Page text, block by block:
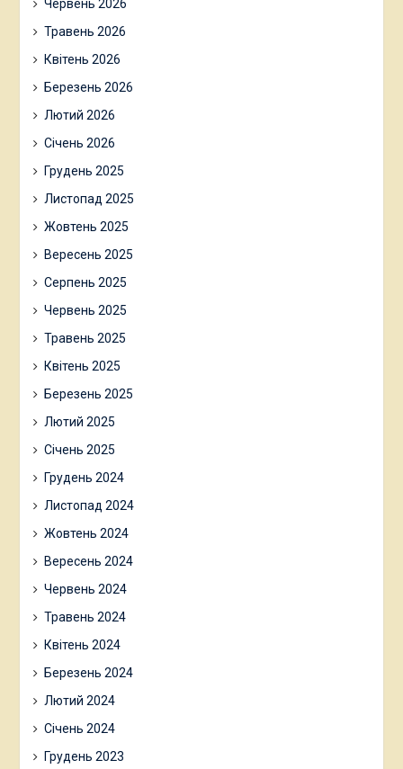
Червень 2026
Травень 2026
Квітень 2026
Березень 2026
Лютий 2026
Січень 2026
Грудень 2025
Листопад 2025
Жовтень 2025
Вересень 2025
Серпень 2025
Червень 2025
Травень 2025
Квітень 2025
Березень 2025
Лютий 2025
Січень 2025
Грудень 2024
Листопад 2024
Жовтень 2024
Вересень 2024
Червень 2024
Травень 2024
Квітень 2024
Березень 2024
Лютий 2024
Січень 2024
Грудень 2023